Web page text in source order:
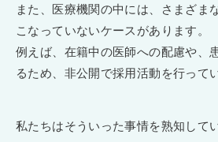
また、医療機関の中には、さまざま
こなっていないケースがあります。
例えば、在籍中の医師への配慮や、
るため、非公開で採用活動を行って
私たちはそういった事情を熟知して